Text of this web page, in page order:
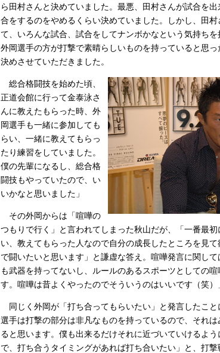
ら田村さんと決めていました。最悪、田村さんが試合を
合をするのをやめるくらい決めていました。しかし、田村
て、いろんな試合、試合をしてナンボかなという気持ちを
外岡選手の方が打撃で素晴らしいものを持っていると思
決めさせていただきました。
総合格闘技を始めた頃、
正道会館に行って金泰泳さ
んに教えたもらった時、外
岡選手も一緒に参加しても
らい、一緒に教えてもらっ
たり練習をしていました。
僕の先輩になるし、総合格
闘技もやっていたので、い
いかなと思いました」
その外岡からは「喧嘩の
つもりで行く」と言われてしまった秋山だが、「一番最初
い、教えてもらった人なので自分の成長したところを見
で闘いたいと思います」と謙虚な答え。喧嘩発言に関し
も武器を持ってないし、ルールのあるスポーツとしての喧
す。喧嘩は昔よくやったのでそういうのはいいです（笑）
同じく外岡が「打ち合ってもらいたい」と発言したこと
選手は打撃の部分は非凡なものを持っているので、それ
ると思います。僕も出来るだけそれに近づいていけるよ
で、打ち合うタイミングがあれば打ち合いたい」と、打